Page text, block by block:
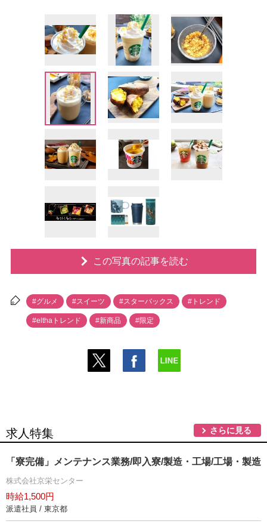
この写真の記事を読む
#グルメ #スイーツ #スターバックス #トレンド
#elthaトレンド #新商品 #限定
求人特集 さらに見る
「寮完備」メンテナンス業務/即入寮/製造・工場/工場・製造
株式会社京栄センター
時給1,500円
派遣社員 / 東京都